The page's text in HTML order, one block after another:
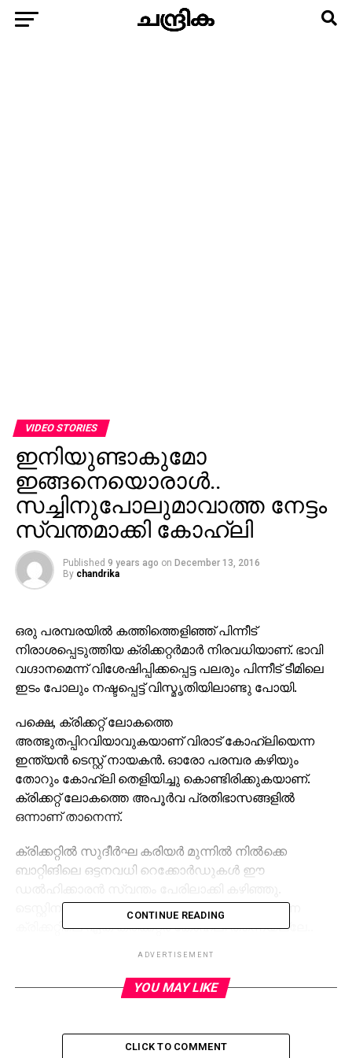
VIDEO STORIES
ഇനിയുണ്ടാകുമോ
ഇങ്ങനെയൊരാള്‍..
സച്ചിനുപോലുമാവാത്ത നേട്ടം
സ്വന്തമാക്കി കോഹ്ലി
Published 9 years ago on December 13, 2016
By chandrika
ഒരു പരമ്പരയില്‍ കത്തിത്തെളിഞ്ഞ് പിന്നീട്
നിരാശപ്പെടുത്തിയ ക്രിക്കറ്റര്‍മാര്‍ നിരവധിയാണ്. ഭാവി
വഗ്ദാനമെന്ന് വിശേഷിപ്പിക്കപ്പെട്ട പലരും പിന്നീട് ടീമിലെ
ഇടം പോലും നഷ്ടപ്പെട്ട് വിസ്മൃതിയിലാണ്ടു പോയി.
പക്ഷെ, ക്രിക്കറ്റ് ലോകത്തെ
അത്ഭുതപ്പിറവിയാവുകയാണ് വിരാട് കോഹ്ലിയെന്ന
ഇന്ത്യന്‍ ടെസ്റ്റ് നായകന്‍. ഓരോ പരമ്പര കഴിയും
തോറും കോഹ്ലി തെളിയിച്ചു കൊണ്ടിരിക്കുകയാണ്.
ക്രിക്കറ്റ് ലോകത്തെ അപൂര്‍വ പ്രതിഭാസങ്ങളില്‍
ഒന്നാണ് താനെന്ന്.
ക്രിക്കറ്റില്‍ സുദീര്‍ഘ കരിയര്‍ മുന്നില്‍ നില്‍ക്കെ
ബാറ്റിങിലെ ഒട്ടനവധി റെക്കോര്‍ഡുകള്‍ ഈ
ടെസ്റ്റിനും ഏകദിനത്തിനും ട്വന്റി-20ക്കും ചേരുന്ന
ക്രിക്കറ്റിലെ ഏക ക്രിക്കറ്റര്‍ കോഹ്ലി തന്നെയല്ലേ..
ഫോര്‍മാറ്റുകളിലും 50ന് മുകളില്‍ റണ്‍റേറ്റുള്ള
ഒരേയൊരു താരമാണ് വിരാട്.
28കാരനായ കോഹ്ലി ഇതുവരെ കളിച്ചത് 52 ടെസ്റ്റു
CONTINUE READING
ADVERTISEMENT
YOU MAY LIKE
CLICK TO COMMENT